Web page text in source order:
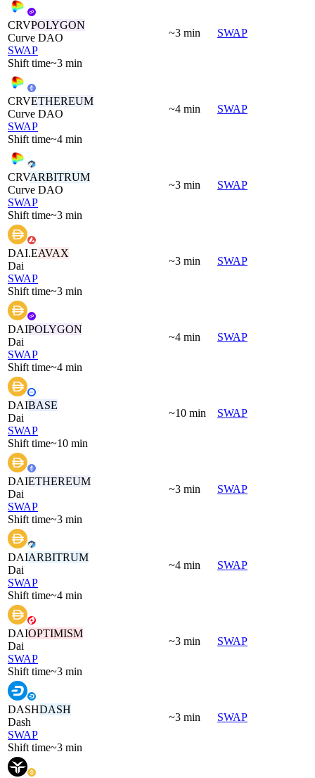
CRVPOLYGON
Curve DAO
SWAP
Shift time~3 min
~3 min SWAP
CRVETHEREUM
Curve DAO
SWAP
Shift time~4 min
~4 min SWAP
CRVARBITRUM
Curve DAO
SWAP
Shift time~3 min
~3 min SWAP
DAI.EAVAX
Dai
SWAP
Shift time~3 min
~3 min SWAP
DAIPOLYGON
Dai
SWAP
Shift time~4 min
~4 min SWAP
DAIBASE
Dai
SWAP
Shift time~10 min
~10 min SWAP
DAIETHEREUM
Dai
SWAP
Shift time~3 min
~3 min SWAP
DAIARBITRUM
Dai
SWAP
Shift time~4 min
~4 min SWAP
DAIOPTIMISM
Dai
SWAP
Shift time~3 min
~3 min SWAP
DASHDASH
Dash
SWAP
Shift time~3 min
~3 min SWAP